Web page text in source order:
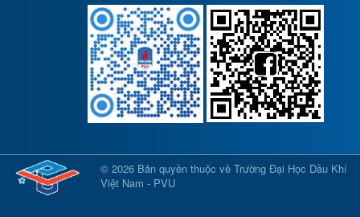
© 2026 Bản quyền thuộc về Trường Đại Học Dầu Khí
Việt Nam - PVU